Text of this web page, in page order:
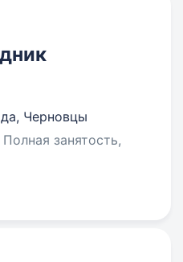
, Черновцы
занятость,